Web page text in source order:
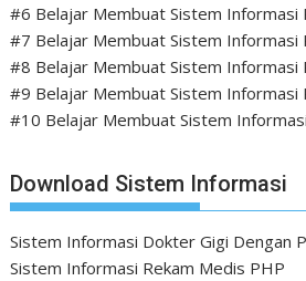
#6 Belajar Membuat Sistem Informasi
#7 Belajar Membuat Sistem Informasi
#8 Belajar Membuat Sistem Informasi
#9 Belajar Membuat Sistem Informasi
#10 Belajar Membuat Sistem
Download Sistem Informasi
Sistem Informasi Dokter Gigi Dengan
Sistem Informasi Rekam Medis PHP